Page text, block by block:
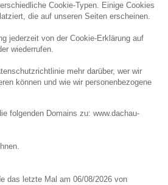
Cookie-Typen. Einige Cookies
die auf unseren Seiten erscheinen.
jederzeit von der Cookie-Erklärung auf
wiederrufen.
mehr darüber, wer wir
können und wie wir personenbezogene
folgenden Domains zu: www.dachau-
das letzte Mal am 06/08/2026 von